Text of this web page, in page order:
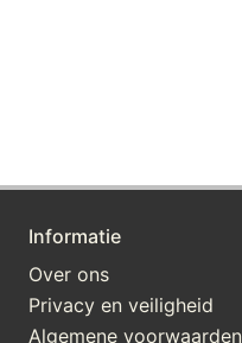
Informatie
Over ons
Privacy en veiligheid
Algemene voorwaarden